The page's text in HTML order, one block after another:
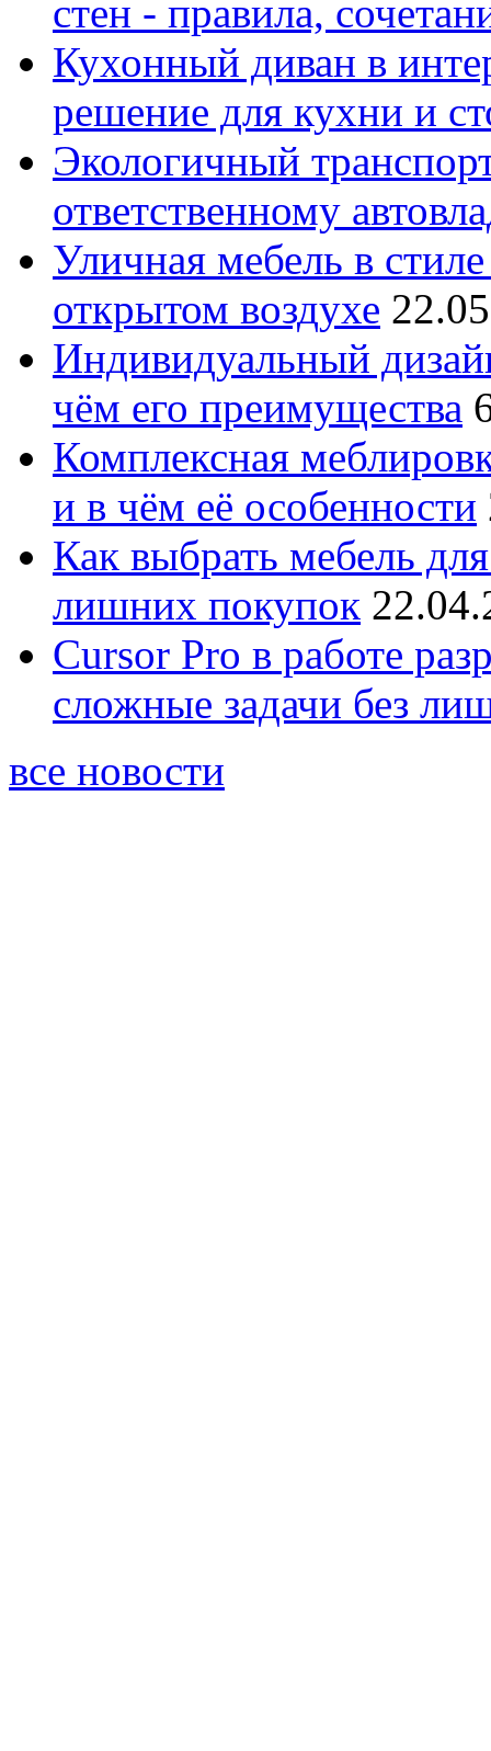
стен - правила,
Кухонный диван в
решение для кухни и
Экологичный
ответственному
Уличная мебель в
открытом воздухе
Индивидуальный
чём его преимущества
Комплексная
и в чём её особенности
Как выбрать мебель
лишних покупок
Cursor Pro в работе
сложные задачи без
все новости